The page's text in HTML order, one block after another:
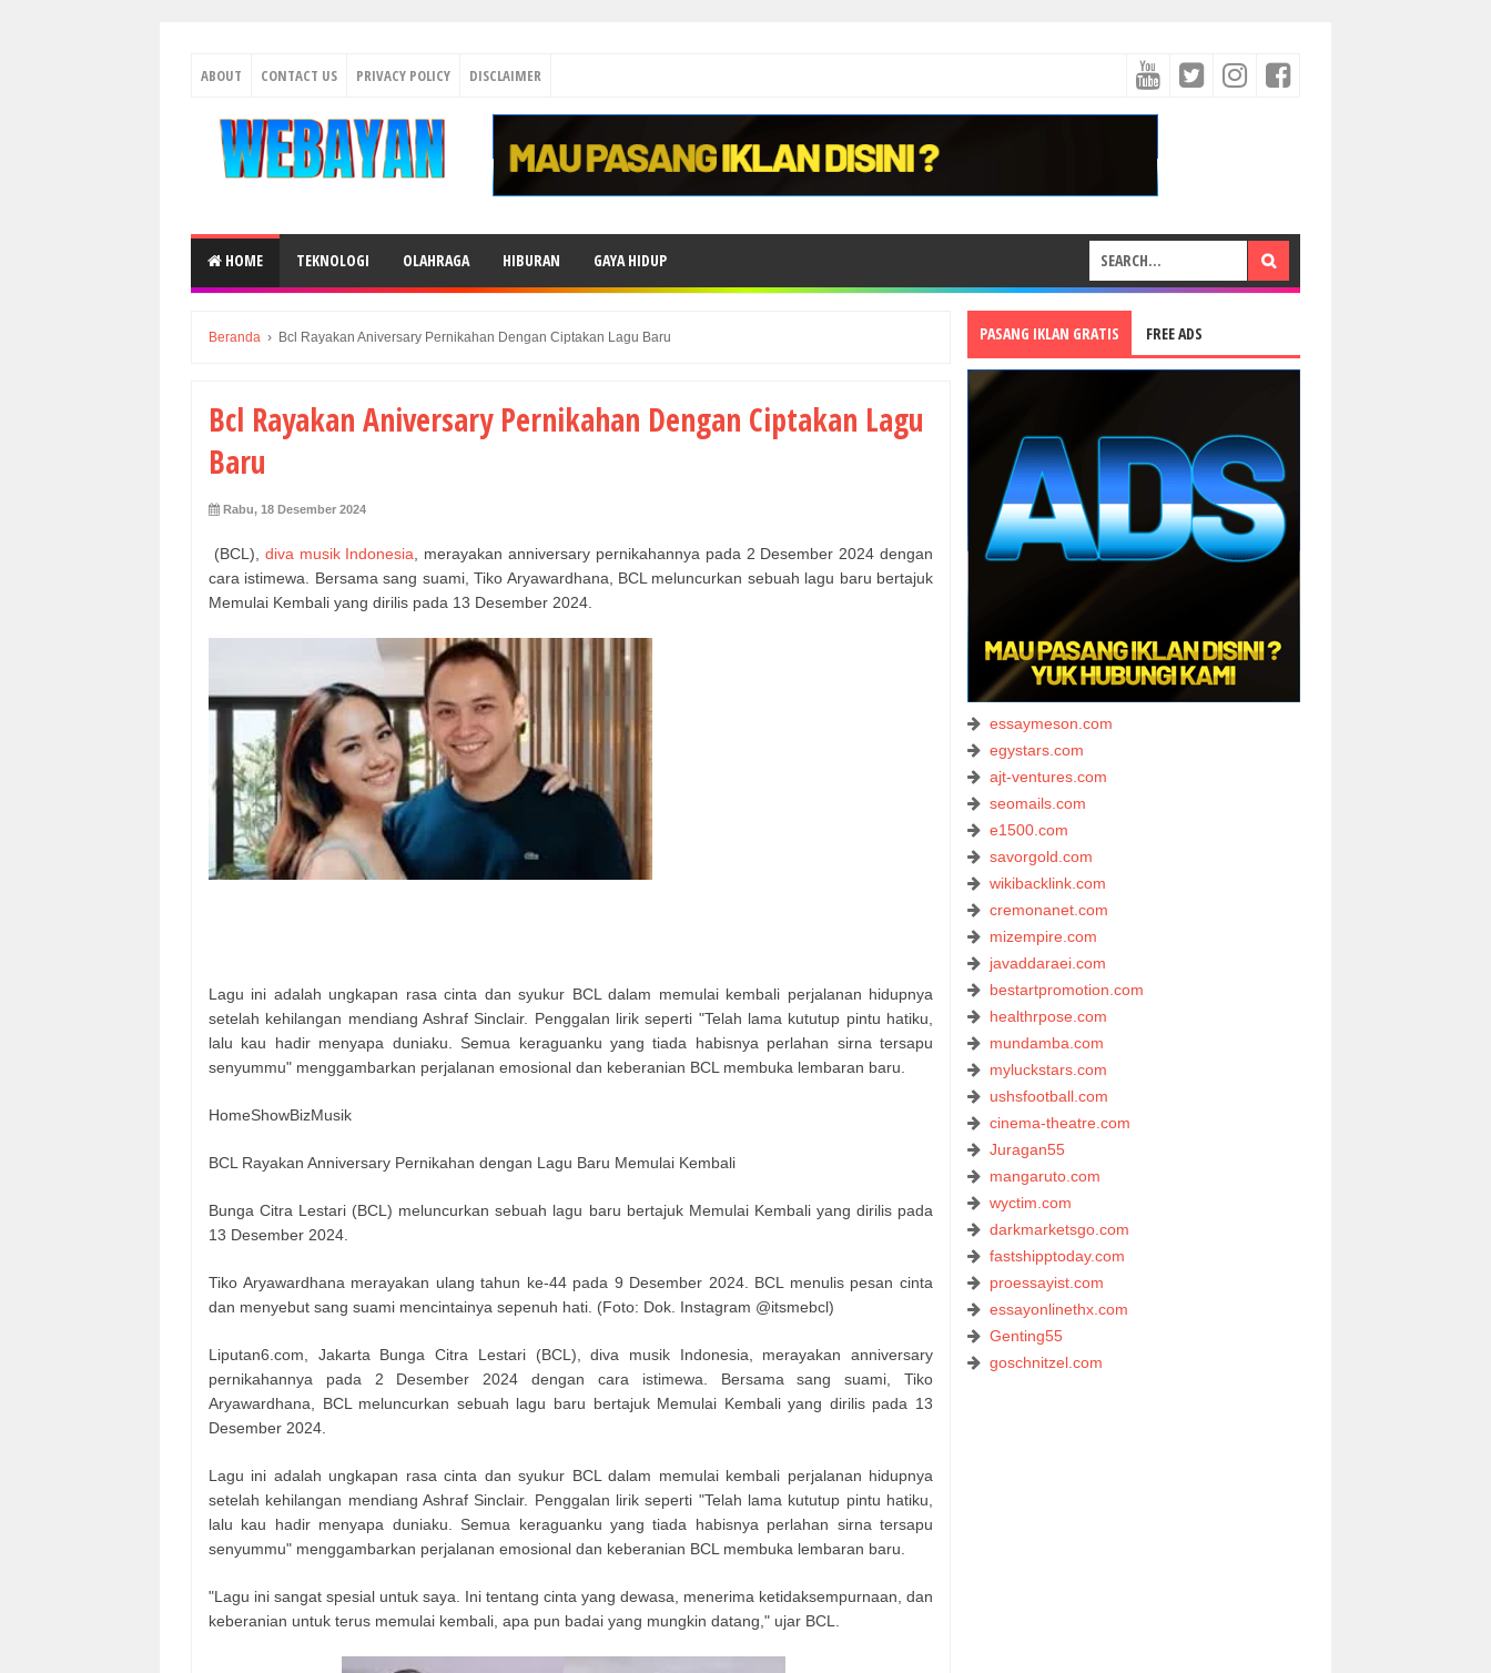
ABOUT CONTACT US PRIVACY POLICY DISCLAIMER
HOME TEKNOLOGI OLAHRAGA HIBURAN GAYA HIDUP
Beranda › Bcl Rayakan Aniversary Pernikahan Dengan Ciptakan Lagu Baru
Bcl Rayakan Aniversary Pernikahan Dengan Ciptakan Lagu
Baru
Rabu, 18 Desember 2024
(BCL), diva musik Indonesia , merayakan anniversary pernikahannya pada 2 Desember 2024 dengan
cara istimewa. Bersama sang suami, Tiko Aryawardhana, BCL meluncurkan sebuah lagu baru bertajuk
Memulai Kembali yang dirilis pada 13 Desember 2024.
Lagu ini adalah ungkapan rasa cinta dan syukur BCL dalam memulai kembali perjalanan hidupnya
setelah kehilangan mendiang Ashraf Sinclair. Penggalan lirik seperti "Telah lama kututup pintu hatiku,
lalu kau hadir menyapa duniaku. Semua keraguanku yang tiada habisnya perlahan sirna tersapu
senyummu" menggambarkan perjalanan emosional dan keberanian BCL membuka lembaran baru.
HomeShowBizMusik
BCL Rayakan Anniversary Pernikahan dengan Lagu Baru Memulai Kembali
Bunga Citra Lestari (BCL) meluncurkan sebuah lagu baru bertajuk Memulai Kembali yang dirilis pada
13 Desember 2024.
Tiko Aryawardhana merayakan ulang tahun ke-44 pada 9 Desember 2024. BCL menulis pesan cinta
dan menyebut sang suami mencintainya sepenuh hati. (Foto: Dok. Instagram @itsmebcl)
Liputan6.com, Jakarta Bunga Citra Lestari (BCL), diva musik Indonesia, merayakan anniversary
pernikahannya pada 2 Desember 2024 dengan cara istimewa. Bersama sang suami, Tiko
Aryawardhana, BCL meluncurkan sebuah lagu baru bertajuk Memulai Kembali yang dirilis pada 13
Desember 2024.
Lagu ini adalah ungkapan rasa cinta dan syukur BCL dalam memulai kembali perjalanan hidupnya
setelah kehilangan mendiang Ashraf Sinclair. Penggalan lirik seperti "Telah lama kututup pintu hatiku,
lalu kau hadir menyapa duniaku. Semua keraguanku yang tiada habisnya perlahan sirna tersapu
senyummu" menggambarkan perjalanan emosional dan keberanian BCL membuka lembaran baru.
"Lagu ini sangat spesial untuk saya. Ini tentang cinta yang dewasa, menerima ketidaksempurnaan, dan
keberanian untuk terus memulai kembali, apa pun badai yang mungkin datang," ujar BCL.
PASANG IKLAN GRATIS FREE ADS
essaymeson.com
egystars.com
ajt-ventures.com
seomails.com
e1500.com
savorgold.com
wikibacklink.com
cremonanet.com
mizempire.com
javaddaraei.com
bestartpromotion.com
healthrpose.com
mundamba.com
myluckstars.com
ushsfootball.com
cinema-theatre.com
Juragan55
mangaruto.com
wyctim.com
darkmarketsgo.com
fastshipptoday.com
proessayist.com
essayonlinethx.com
Genting55
goschnitzel.com